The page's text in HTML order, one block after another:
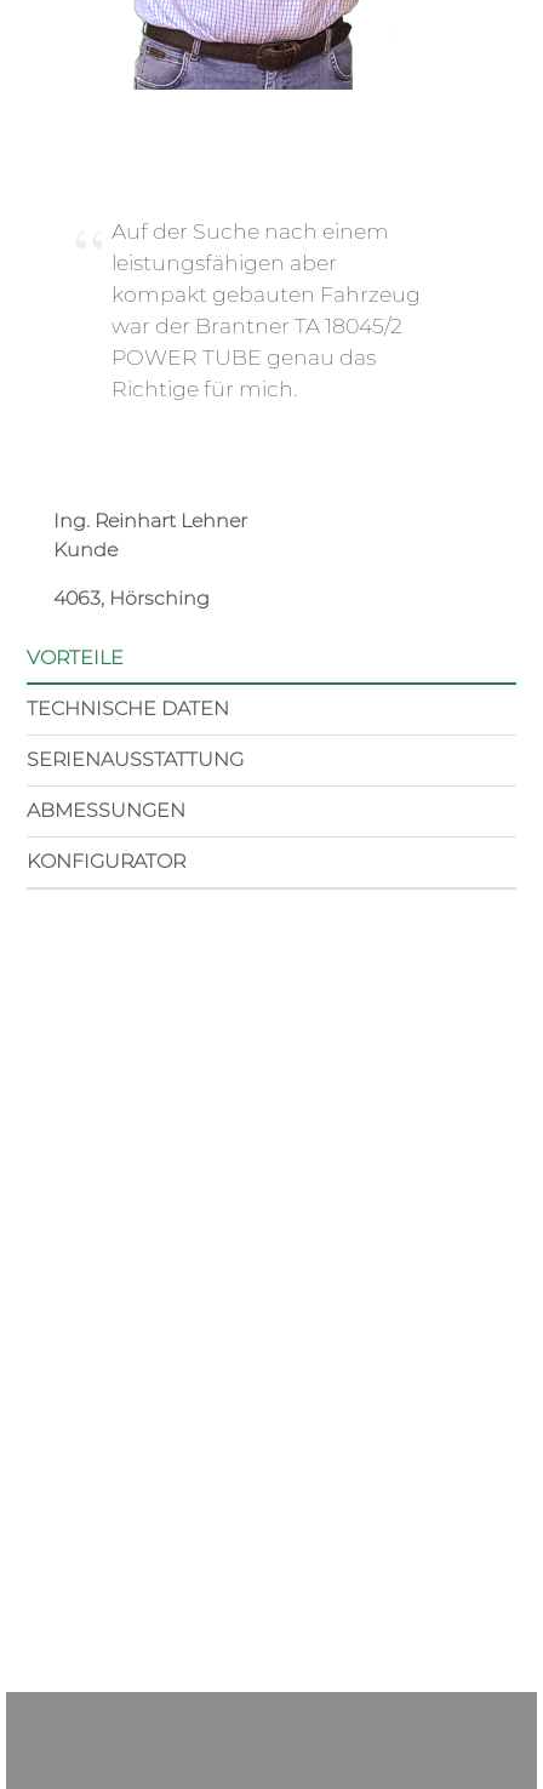
Auf der Suche nach einem
leistungsfähigen aber
kompakt gebauten Fahrzeug
war der Brantner TA 18045/2
POWER TUBE genau das
Richtige für mich.
Ing. Reinhart Lehner
Kunde
4063, Hörsching
VORTEILE
TECHNISCHE DATEN
SERIENAUSSTATTUNG
ABMESSUNGEN
KONFIGURATOR